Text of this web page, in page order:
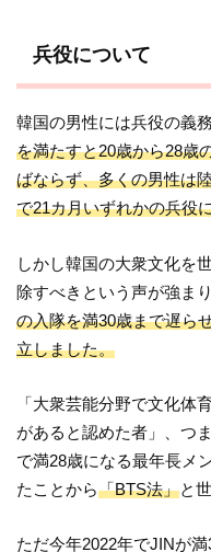
兵役について
韓国の男性には兵役の義
を満たすと20歳から28歳
ばならず、多くの男性は
で21カ月いずれかの兵役
しかし韓国の大衆文化を
除すべきという声が強ま
の入隊を満30歳まで遅ら
立しました。
「大衆芸能分野で文化体
があると認めた者」、つ
で満28歳になる最年長メ
たことから「BTS法」と
ただ今年2022年でJINが